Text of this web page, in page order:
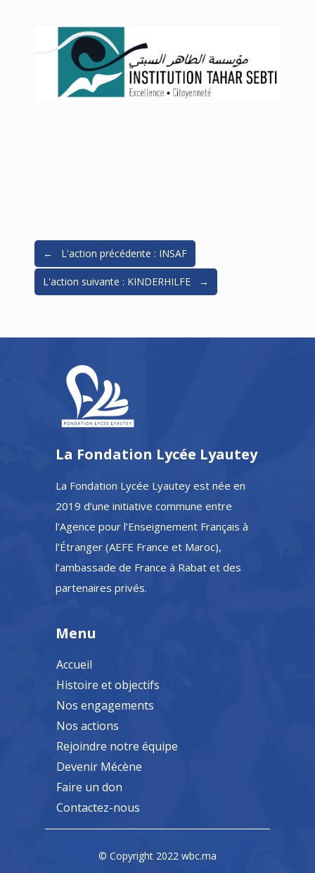
← L'action précédente : INSAF
L'action suivante : KINDERHILFE →
La Fondation Lycée Lyautey
La Fondation Lycée Lyautey est née en
2019 d’une initiative commune entre
l’Agence pour l’Enseignement Français à
l’Étranger (AEFE France et Maroc),
l’ambassade de France à Rabat et des
partenaires privés.
Menu
Accueil
Histoire et objectifs
Nos engagements
Nos actions
Rejoindre notre équipe
Devenir Mécène
Faire un don
Contactez-nous
© Copyright 2022 wbc.ma